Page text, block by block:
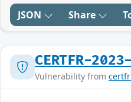
JSON Share
CERTFR-
Vulnerability from